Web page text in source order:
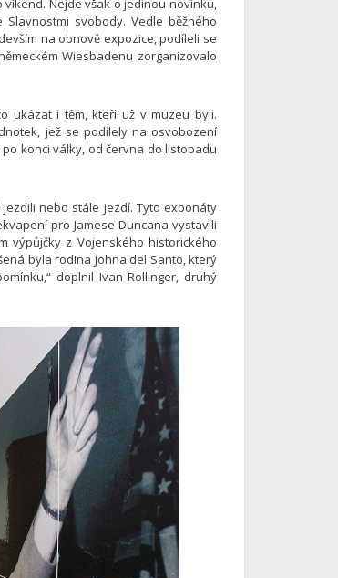
Nejde však o jedinou novinku,
svobody. Vedle běžného
na obnově expozice, podíleli se
Wiesbadenu zorganizovalo
ukázat i těm, kteří už v muzeu byli.
jež se podílely na osvobození
konci války, od června do listopadu
nebo stále jezdí. Tyto exponáty
pro Jamese Duncana vystavili
výpůjčky z Vojenského historického
byla rodina Johna del Santo, který
doplnil Ivan Rollinger, druhý